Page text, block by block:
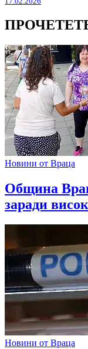
Новини от Враца
Община
заради
Новини от Враца